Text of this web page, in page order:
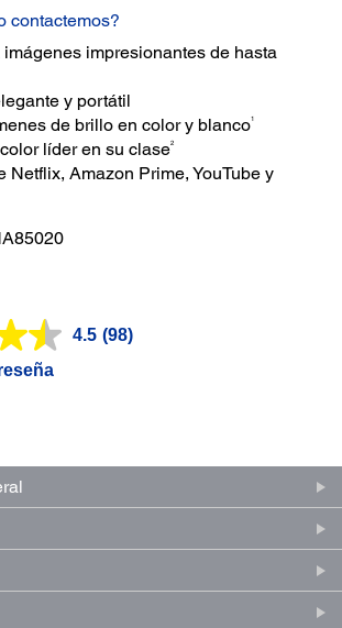
contactemos?
imágenes impresionantes de hasta
y portátil
de brillo en color y blanco1
líder en su clase2
Netflix, Amazon Prime, YouTube y
4.5 Lea
página.
(98)